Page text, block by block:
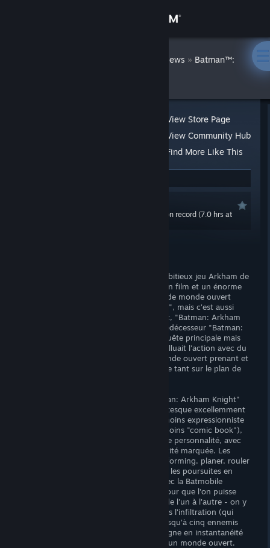
Reviews » Batman™:
View Store Page
View Community Hub
Find More Like This
0.0 hrs last two weeks / 118.9 hrs on record (7.0 hrs at
"Batman: Arkham Knight" est le plus ambitieux jeu Arkham de
Rocksteady, avec un spectacle digne d'un film et un énorme
contenu concrétisant enfin le fantasme de monde ouvert
promis depuis "Batman: Arkham Asylum", mais c'est aussi
l'opus le plus bancal de la trilogie. En fait, "Batman: Arkham
Knight" a le problème inverse de son prédécesseur "Batman:
Arkham City", qui avait une excellente quête principale mais
un monde ouvert peu intéressant qui polluait l'action avec du
gras inutile: ici, on a au contraire un monde ouvert prenant et
très amusant, mais une histoire médiocre tant sur le plan de
Commençons par ce qui marche: "Batman: Arkham Knight"
est magnifique, avec une Gotham gigantesque excellemment
réalisée, artistiquement plus réaliste et moins expressionniste
que dans les jeux précédents (et donc moins "comic book"),
mais qui dégage cependant beaucoup de personnalité, avec
des quartiers affichant chacun une identité marquée. Les
déplacements (utiliser le grappin, le platforming, planer, rouler
en Batmobile), les combats, l'infiltration, les poursuites en
Batmobile, les affrontements urbains avec la Batmobile
changée en tank, tout a été (re)pensé pour que l'on puisse
basculer de façon instantanée et fluide de l'un à l'autre - on y
perd en rigueur dans les combats et dans l'infiltration (qui
permet désormais d'éliminer à la suite jusqu'à cinq ennemis
sous certaines conditions), mais on y gagne en instantanéité
et en naturel, ce qui est important dans un monde ouvert.